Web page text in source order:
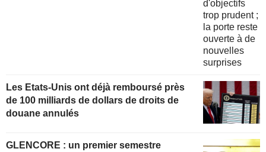
Les Etats-Unis ont déjà remboursé près
de 100 milliards de dollars de droits de
douane annulés
GLENCORE : un premier semestre